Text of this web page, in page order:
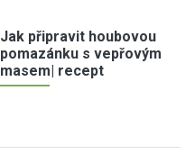
Jak připravit houbovou
pomazánku s vepřovým
masem| recept